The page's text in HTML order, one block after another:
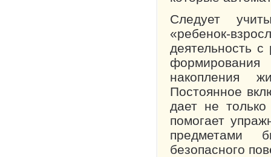
Следует
«ребенок-
деятельность с
накопления
Постоянное
дает не
помогает
предметами
безопасного